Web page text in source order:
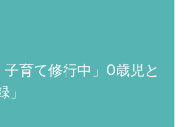
育て修行中」0歳児と